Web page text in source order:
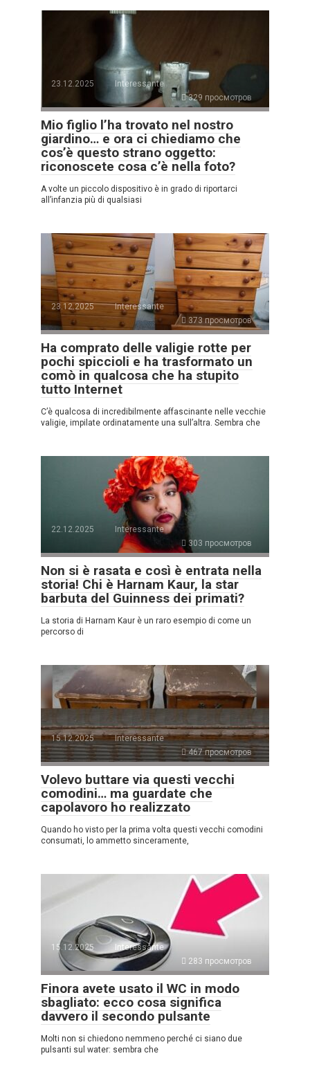
23.12.2025
Interessante
329 просмотров
Mio figlio l’ha trovato nel nostro
giardino… e ora ci chiediamo che
cos’è questo strano oggetto:
riconoscete cosa c’è nella foto?
A volte un piccolo dispositivo è in grado di riportarci
all’infanzia più di qualsiasi
23.12.2025
Interessante
373 просмотров
Ha comprato delle valigie rotte per
pochi spiccioli e ha trasformato un
comò in qualcosa che ha stupito
tutto Internet
C’è qualcosa di incredibilmente affascinante nelle vecchie
valigie, impilate ordinatamente una sull’altra. Sembra che
22.12.2025
Interessante
303 просмотров
Non si è rasata e così è entrata nella
storia! Chi è Harnam Kaur, la star
barbuta del Guinness dei primati?
La storia di Harnam Kaur è un raro esempio di come un
percorso di
15.12.2025
Interessante
467 просмотров
Volevo buttare via questi vecchi
comodini… ma guardate che
capolavoro ho realizzato
Quando ho visto per la prima volta questi vecchi comodini
consumati, lo ammetto sinceramente,
15.12.2025
Interessante
283 просмотров
Finora avete usato il WC in modo
sbagliato: ecco cosa significa
davvero il secondo pulsante
Molti non si chiedono nemmeno perché ci siano due
pulsanti sul water: sembra che